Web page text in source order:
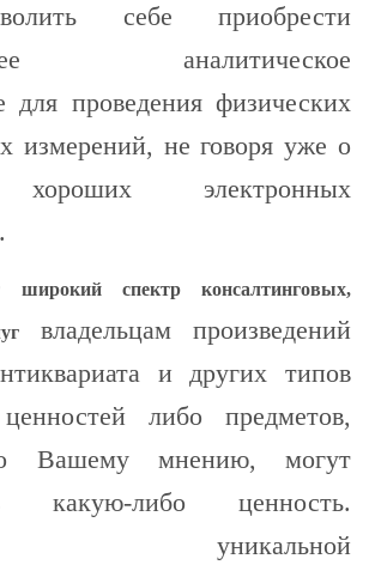
себе приобрести
аналитическое
для проведения физических
измерений, не говоря уже о
электронных
широкий спектр консалтинговых,
владельцам произведений
и других типов
либо предметов,
Вашему мнению, могут
какую-либо ценность.
уникальной